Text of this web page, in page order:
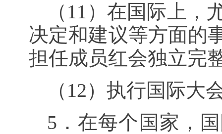
（ 11 ）在国际上，
决定和建议等方面的
担任成员红会独立完
（ 12）执行国际大
5．在每个国家，